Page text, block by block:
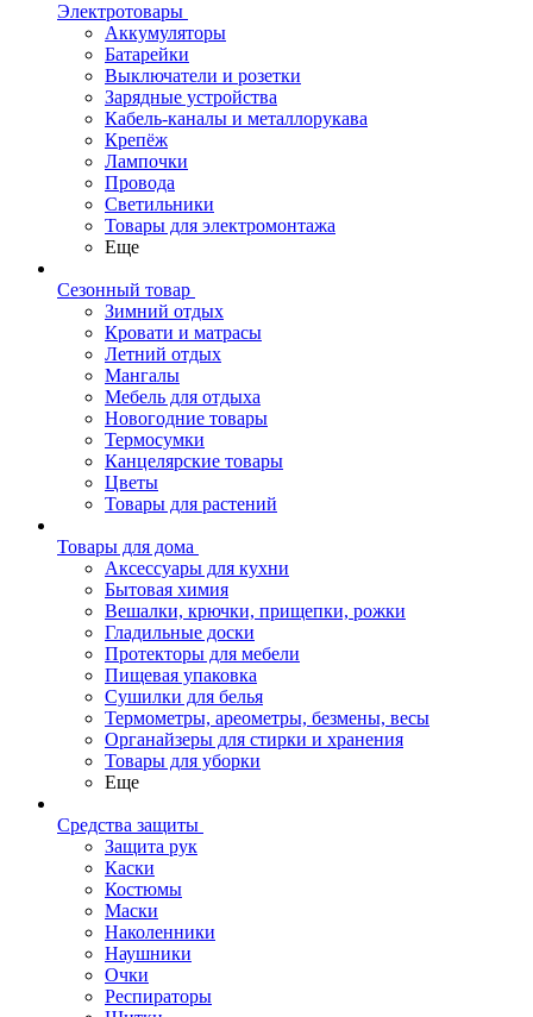
Электротовары
Аккумуляторы
Батарейки
Выключатели и розетки
Зарядные устройства
Кабель-каналы и металлорукава
Крепёж
Лампочки
Провода
Светильники
Товары для электромонтажа
Еще
Сезонный товар
Зимний отдых
Кровати и матрасы
Летний отдых
Мангалы
Мебель для отдыха
Новогодние товары
Термосумки
Канцелярские товары
Цветы
Товары для растений
Товары для дома
Аксессуары для кухни
Бытовая химия
Вешалки, крючки, прищепки, рожки
Гладильные доски
Протекторы для мебели
Пищевая упаковка
Сушилки для белья
Термометры, ареометры, безмены, весы
Органайзеры для стирки и хранения
Товары для уборки
Еще
Средства защиты
Защита рук
Каски
Костюмы
Маски
Наколенники
Наушники
Очки
Респираторы